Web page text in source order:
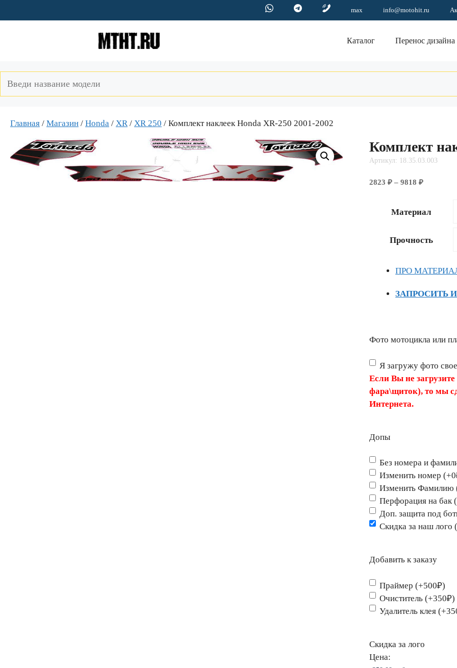
к
max info@motohit.ru
Каталог Перенос дизайна
Главная / Магазин / Honda / XR/ XR 250 / Комплект наклеек Honda XR-250 2001-2002
Комплект
Артикул: 18.35.03.003
2823₽ – 9818₽Диапазон
–
Материал
Прочность
ПРО
ЗАПРОСИТЬ
Фото мотоцикла или
Я загружу фото
Если Вы не
фара\щиток), то мы
Интернета.
Допы
Без номера и
Изменить номер
Изменить Фамилию
Перфорация на бак
Доп. защита под
Скидка за наш лого
Добавить к заказу
Праймер (+500₽)
Очиститель (+350₽)
Удалитель клея
Скидка за лого
Цена: